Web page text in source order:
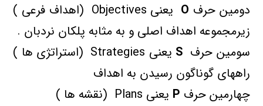
دومین حرف O
‌ یعنی Objectives (اهداف فرعی )
زیرمجموعه اهداف اصلی و به مثابه پلکان نردبان .
سومین حرف S
یعنی Strategies ‌ (استراتژی ها )
راههای گوناگون رسیدن به اهداف
چهارمین حرف P یعنی Plans ‌ (نقشه ها )